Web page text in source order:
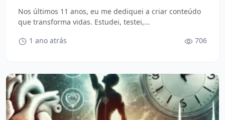
Nos últimos 11 anos, eu me dediquei a criar conteúdo
que transforma vidas. Estudei, testei,...
1 ano atrás
706